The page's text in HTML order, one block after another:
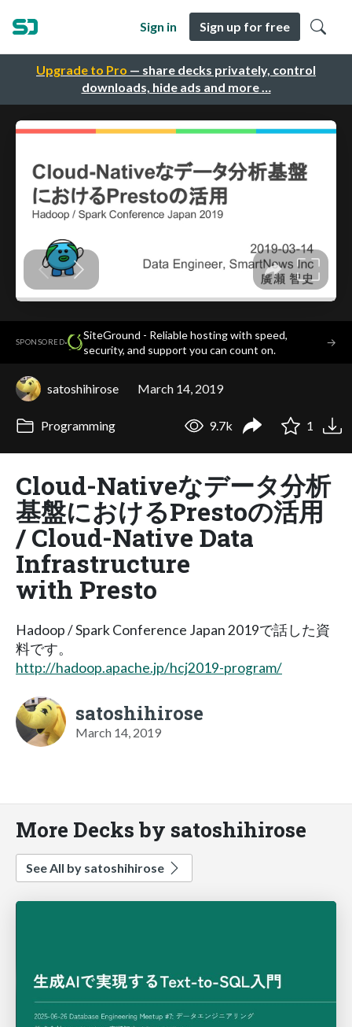
Upgrade to Pro — share decks privately, control
downloads, hide ads and more …
Sign in Sign up for free
SPONSORED·
SiteGround - Reliable hosting with speed,
security, and support you can count on.
→
satoshihirose March 14, 2019
Programming 9.7k 1
Cloud-Nativeなデータ分析
基盤におけるPrestoの活用
/ Cloud-Native Data
Infrastructure
with Presto
Hadoop / Spark Conference Japan 2019で話した資
料です。
http://hadoop.apache.jp/hcj2019-program/
satoshihirose
March 14, 2019
More Decks by satoshihirose
See All by satoshihirose